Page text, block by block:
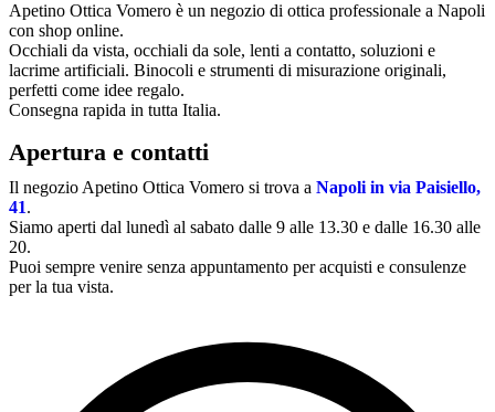
Apetino Ottica Vomero è un negozio di ottica professionale a Napoli
con shop online.
Occhiali da vista, occhiali da sole, lenti a contatto, soluzioni e
lacrime artificiali. Binocoli e strumenti di misurazione originali,
perfetti come idee regalo.
Consegna rapida in tutta Italia.
Apertura e contatti
Il negozio Apetino Ottica Vomero si trova a Napoli in via Paisiello,
41.
Siamo aperti dal lunedì al sabato dalle 9 alle 13.30 e dalle 16.30 alle
20.
Puoi sempre venire senza appuntamento per acquisti e consulenze
per la tua vista.